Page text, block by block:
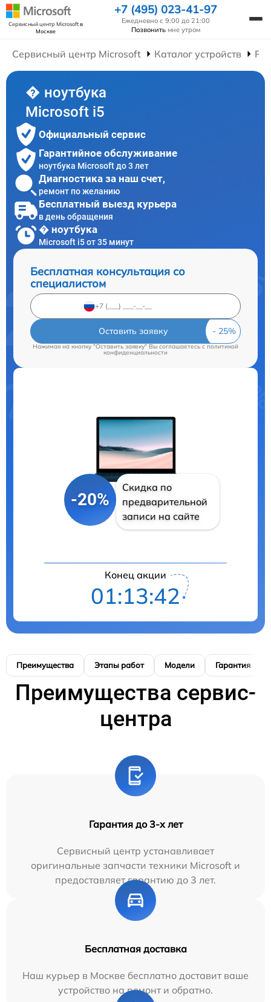
Сервисный центр Microsoftв
Москве
+7 (495) 023-41-97
Ежедневно с 9:00 до 21:00
Позвонить мне утром
Сервисный центр Microsoft Каталог устройств
� ноутбука
Microsoft i5
Официальный сервис
Гарантийное обслуживание
ноутбука Microsoft до 3 лет
Диагностика за наш счет,
ремонт по желанию
Бесплатный выезд курьера
в день обращения
� ноутбука
Microsoft i5 от 35 минут
Бесплатная консультация со
специалистом
Оставить заявку
Нажимая на кнопку "Оставить заявку" Вы соглашаетесь cполитикой
конфиденциальности
-20%
Скидка по
предварительной
записи на сайте
Конец акции
01:13:41
Преимущества Этапы работ Модели Гарантия
Преимущества сервис-
центра
Гарантия до 3-х лет
Сервисный центр устанавливает
оригинальные запчасти техники Microsoft и
предоставляет гарантию до 3 лет.
Бесплатная доставка
Наш курьер в Москве бесплатно доставит ваше
устройство на ремонт и обратно.